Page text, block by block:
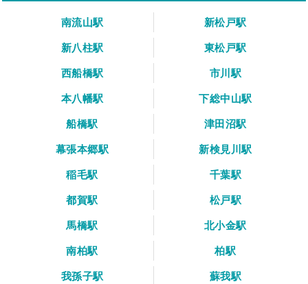
南流山駅
新松戸駅
新八柱駅
東松戸駅
西船橋駅
市川駅
本八幡駅
下総中山駅
船橋駅
津田沼駅
幕張本郷駅
新検見川駅
稲毛駅
千葉駅
都賀駅
松戸駅
馬橋駅
北小金駅
南柏駅
柏駅
我孫子駅
蘇我駅